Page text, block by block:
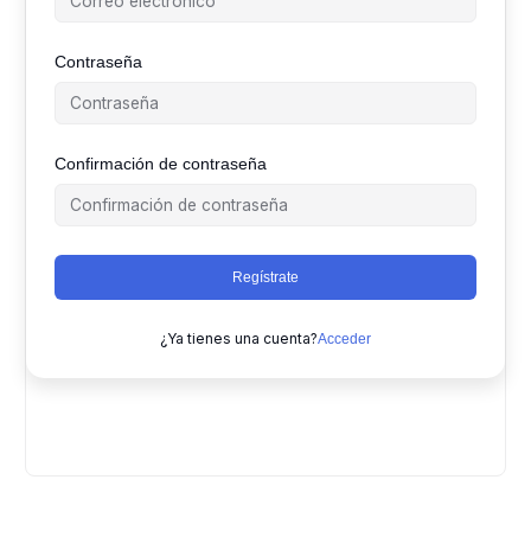
Contraseña
Confirmación de contraseña
Regístrate
¿Ya tienes una cuenta?Acceder